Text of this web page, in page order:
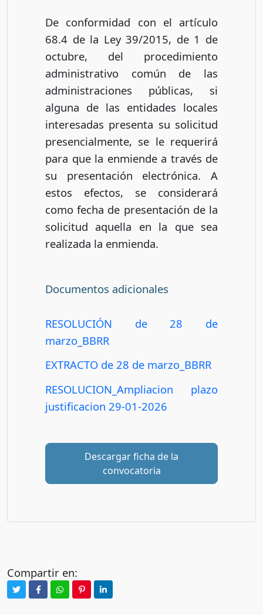
De conformidad con el artículo
68.4 de la Ley 39/2015, de 1 de
octubre, del procedimiento
administrativo común de las
administraciones públicas, si
alguna de las entidades locales
interesadas presenta su solicitud
presencialmente, se le requerirá
para que la enmiende a través de
su presentación electrónica. A
estos efectos, se considerará
como fecha de presentación de la
solicitud aquella en la que sea
realizada la enmienda.
Documentos adicionales
RESOLUCIÓN de 28 de
marzo_BBRR
EXTRACTO de 28 de marzo_BBRR
RESOLUCION_Ampliacion plazo
justificacion 29-01-2026
Descargar ficha de la
convocatoria
Compartir en: